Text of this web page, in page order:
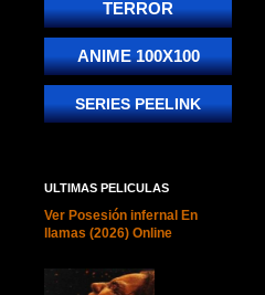
TERROR
ANIME 100X100
SERIES PEELINK
ULTIMAS PELICULAS
Ver Posesión infernal En
llamas (2026) Online